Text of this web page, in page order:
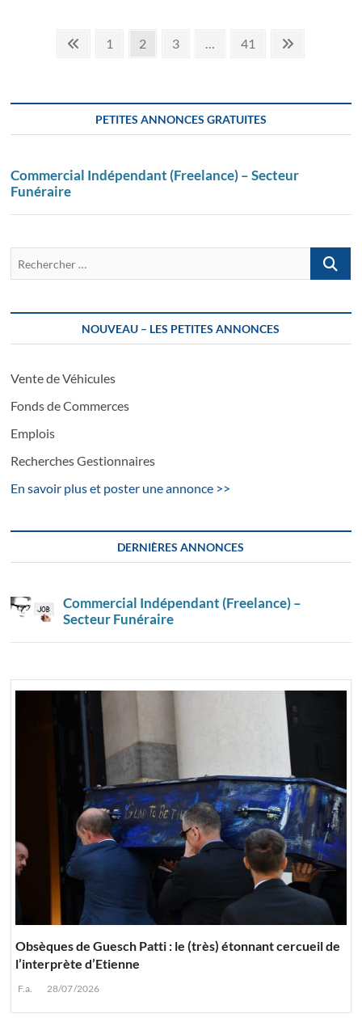
PaginationPage
1 Page
2 Page
3 … Page
41
PETITES ANNONCES GRATUITES
Commercial Indépendant (Freelance) – Secteur
Funéraire
…
NOUVEAU – LES PETITES ANNONCES
Vente de Véhicules
Fonds de Commerces
Emplois
Recherches Gestionnaires
En savoir plus et poster une annonce >>
DERNIÈRES ANNONCES
Commercial Indépendant (Freelance) –
Secteur Funéraire
Obsèques de Guesch Patti : le (très) étonnant cercueil de
l’interprète d’Etienne
F.a. 28/07/2026